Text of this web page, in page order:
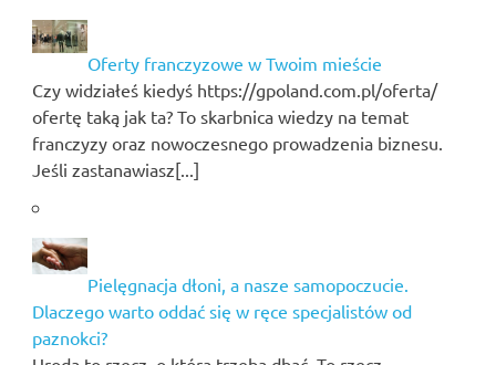
Oferty franczyzowe w Twoim mieście
Czy widziałeś kiedyś https://gpoland.com.pl/oferta/
ofertę taką jak ta? To skarbnica wiedzy na temat
franczyzy oraz nowoczesnego prowadzenia biznesu.
Jeśli zastanawiasz[...]
Pielęgnacja dłoni, a nasze samopoczucie.
Dlaczego warto oddać się w ręce specjalistów od
paznokci?